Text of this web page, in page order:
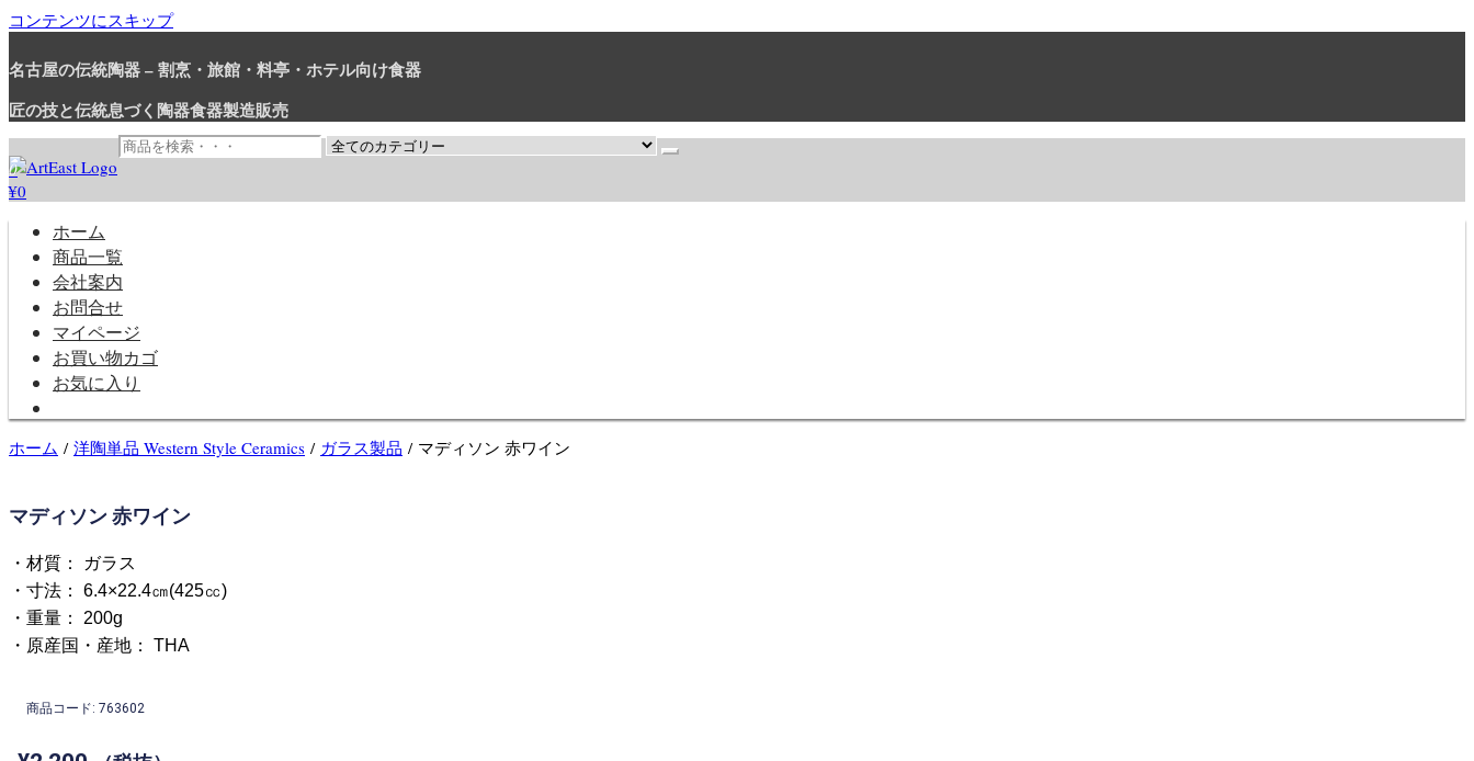
コンテンツにスキップ
名古屋の伝統陶器 – 割烹・旅館・料亭・ホテル向け食器
匠の技と伝統息づく陶器食器製造販売
和食器・洋食器通販｜割烹・旅館・料亭・ホテル等業務用卸販売
業務用から個人用まで、おしゃれでかわいい和食器・洋食器はまとめ買いがお得です。
0
¥0
ホーム
商品一覧
会社案内
お問合せ
マイページ
お買い物カゴ
お気に入り
ホーム / 洋陶単品 Western Style Ceramics / ガラス製品 / マディソン 赤ワイン
マディソン 赤ワイン
・材質： ガラス
・寸法： 6.4×22.4㎝(425㏄)
・重量： 200g
・原産国・産地： THA
商品コード: 763602